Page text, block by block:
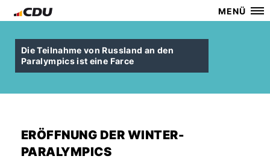
MENÜ
Die Teilnahme von Russland an den
Paralympics ist eine Farce
ERÖFFNUNG DER WINTER-
PARALYMPICS